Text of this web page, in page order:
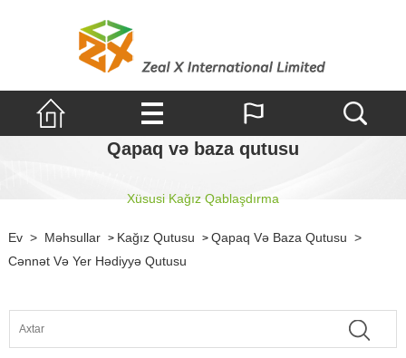
Qapaq və baza qutusu
Xüsusi Kağız Qablaşdırma
Ev > Məhsullar > Kağız Qutusu > Qapaq Və Baza Qutusu >
Cənnət Və Yer Hədiyyə Qutusu